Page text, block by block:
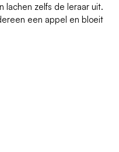
lachen zelfs de leraar uit.
een appel en bloeit